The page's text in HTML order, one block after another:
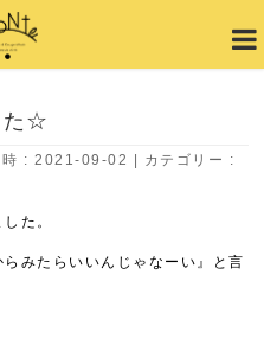
た☆
時 : 2021-09-02
カテゴリー :
た。
みたらいいんじゃなーい』と言